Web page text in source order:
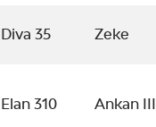
Diva 35 Zeke
Elan 310 Ankan III